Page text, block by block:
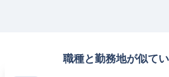
職種と勤務地が似て